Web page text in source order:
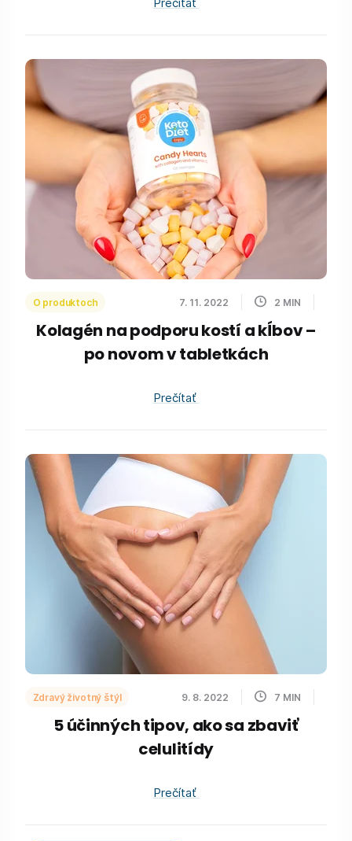
O produktoch 7. 11. 2022 2 MIN
Kolagén na podporu kostí a kĺbov –
po novom v tabletkách
Prečítať
Zdravý životný štýl 9. 8. 2022 7 MIN
5 účinných tipov, ako sa zbaviť
celulitídy
Prečítať